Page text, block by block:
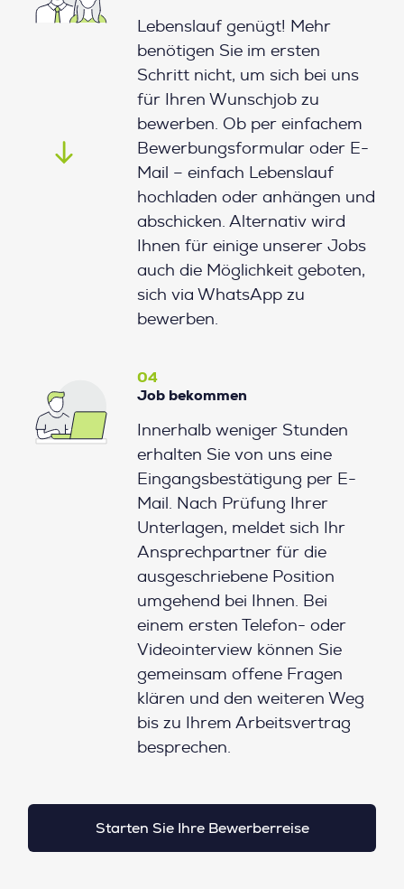
Lebenslauf genügt! Mehr
benötigen Sie im ersten
Schritt nicht, um sich bei uns
für Ihren Wunschjob zu
bewerben. Ob per einfachem
Bewerbungsformular oder E-
Mail – einfach Lebenslauf
hochladen oder anhängen und
abschicken. Alternativ wird
Ihnen für einige unserer Jobs
auch die Möglichkeit geboten,
sich via WhatsApp zu
bewerben.
04
Job bekommen
Innerhalb weniger Stunden
erhalten Sie von uns eine
Eingangsbestätigung per E-
Mail. Nach Prüfung Ihrer
Unterlagen, meldet sich Ihr
Ansprechpartner für die
ausgeschriebene Position
umgehend bei Ihnen. Bei
einem ersten Telefon- oder
Videointerview können Sie
gemeinsam offene Fragen
klären und den weiteren Weg
bis zu Ihrem Arbeitsvertrag
besprechen.
Starten Sie Ihre Bewerberreise